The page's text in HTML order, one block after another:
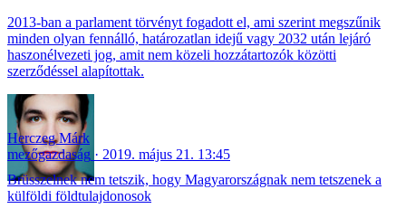
2013-ban a parlament törvényt fogadott el, ami szerint megszűnik
minden olyan fennálló, határozatlan idejű vagy 2032 után lejáró
haszonélvezeti jog, amit nem közeli hozzátartozók közötti
szerződéssel alapítottak.
Herczeg Márk
mezőgazdaság
2019. május 21. 13:45
Brüsszelnek nem tetszik, hogy Magyarországnak nem tetszenek a
külföldi földtulajdonosok